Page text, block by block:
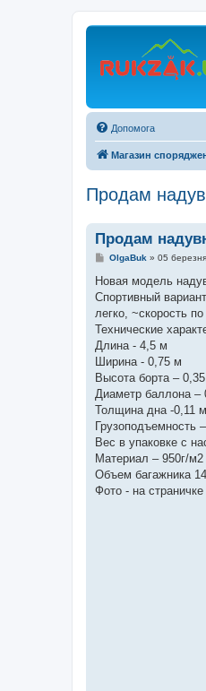
Допомога
Магазин
Продам
Продам
П
в
д
о
л
е
н
я
OlgaBuk » 05
Новая модель
Спортивный
легко, ~скорость
Технические
Длина - 4,5 м
Ширина - 0,75 м
Высота борта –
Диаметр баллона –
Толщина дна -0,11 м
Грузоподъемность
Вес в упаковке с
Материал – 950г/м2
Объем багажника
Фото - на